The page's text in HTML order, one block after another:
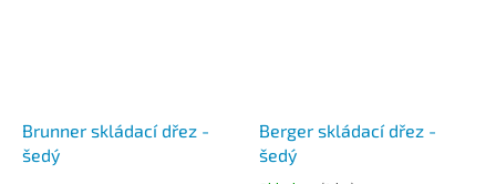
Brunner skládací dřez -
šedý
Berger skládací dřez -
šedý